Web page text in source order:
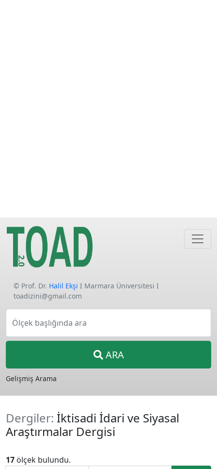
© Prof. Dr. Halil Ekşi I Marmara Üniversitesi I
toadizini@gmail.com
Ölçek başlığında ara
ARA
Gelişmiş Arama
Dergiler: İktisadi İdari ve Siyasal
Araştırmalar Dergisi
17 ölçek bulundu.